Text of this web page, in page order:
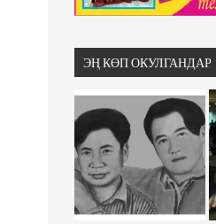
ЭҢ КӨП ОКУЛГАНДАР